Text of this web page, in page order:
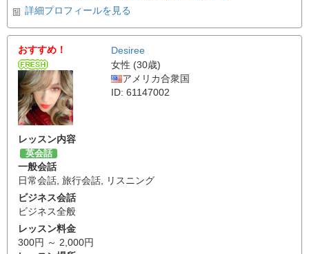
詳細プロフィールを見る
おすすめ！
Desiree
女性 (30歳)
アメリカ合衆国
ID: 61147002
レッスン内容
英会話
一般会話
日常会話, 旅行会話, リスニング
ビジネス会話
ビジネス全般
レッスン料金
300円 ～ 2,000円